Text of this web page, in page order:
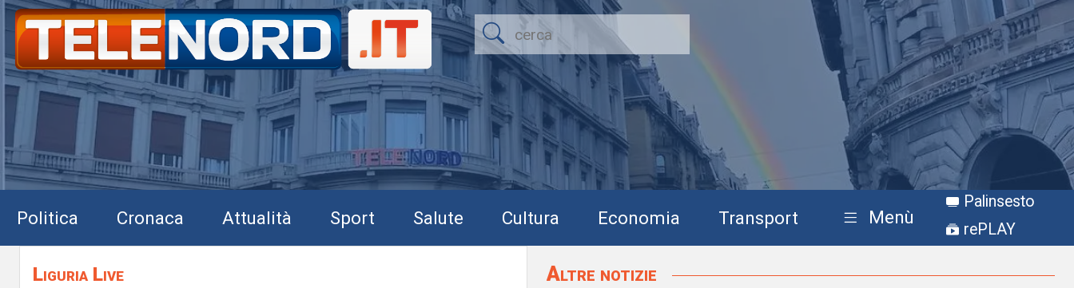
Politica Cronaca Attualità Sport Salute Cultura Economia Transport Menù
Palinsesto
rePLAY
Liguria Live Altre notizie